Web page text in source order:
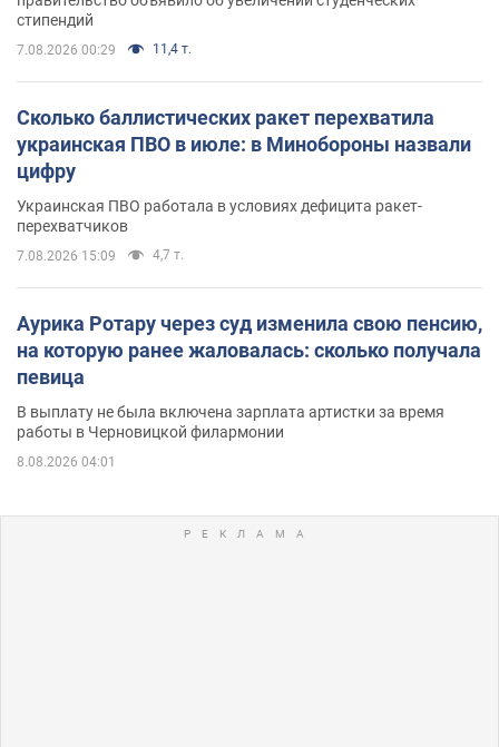
стипендий
7.08.2026 00:29 11,4 т.
Сколько баллистических ракет перехватила
украинская ПВО в июле: в Минобороны назвали
цифру
Украинская ПВО работала в условиях дефицита ракет-
перехватчиков
7.08.2026 15:09 4,7 т.
Аурика Ротару через суд изменила свою пенсию,
на которую ранее жаловалась: сколько получала
певица
В выплату не была включена зарплата артистки за время
работы в Черновицкой филармонии
8.08.2026 04:01